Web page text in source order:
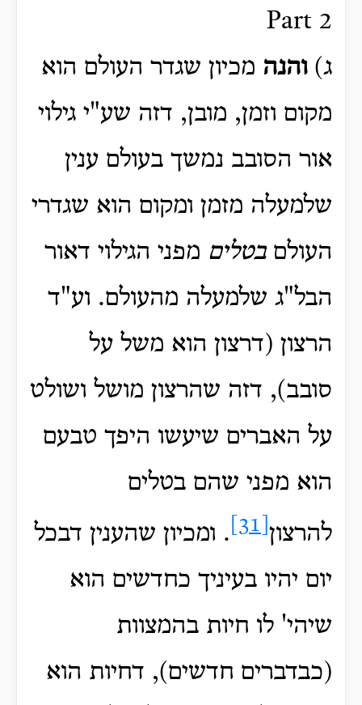
Part 2
ג)והנה מכיון שגדר העולם הוא
מקום וזמן, מובן, דזה שע"י גילוי
אור הסובב נמשך בעולם ענין
שלמעלה מזמן ומקום הוא שגדרי
העולםבטלים מפני הגילוי דאור
הבל"ג שלמעלה מהעולם. וע"ד
הרצון (דרצון הוא משל על
סובב), דזה שהרצון מושל ושולט
על האברים שיעשו היפך טבעם
הוא מפני שהם בטלים
להרצון
. ומכיון שהענין דבכל
יום יהיו בעיניך כחדשים הוא
שיהי' לו חיות בהמצוות
(כבדברים חדשים), דחיות הוא